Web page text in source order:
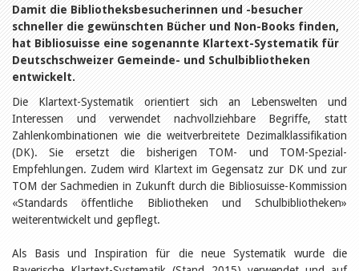
Dienstleistungen
biblioBE nutzen
Bestand
Benutzung
Finanzen
Personal
Qualitätsmanagement
Recht und Politik
Öffentlichkeitsarbeit
Leseförderung
Aus aller Welt
Lesetipps
Tags
Aus- und Weiterbildung
Veranstaltungen
Bibliothek und Schule
Bibliotheksförderung
Damit die Bibliotheksbesucherinnen und -besucher
schneller die gewünschten Bücher und Non-Books finden,
hat Bibliosuisse eine sogenannte Klartext-Systematik für
Deutschschweizer Gemeinde- und Schulbibliotheken
entwickelt.
Die Klartext-Systematik orientiert sich an Lebenswelten und
Interessen und verwendet nachvollziehbare Begriffe, statt
Zahlenkombinationen wie die weitverbreitete Dezimalklassifikation
(DK). Sie ersetzt die bisherigen TOM- und TOM-Spezial-
Empfehlungen. Zudem wird Klartext im Gegensatz zur DK und zur
TOM der Sachmedien in Zukunft durch die Bibliosuisse-Kommission
«Standards öffentliche Bibliotheken und Schulbibliotheken»
weiterentwickelt und gepflegt.
Als Basis und Inspiration für die neue Systematik wurde die